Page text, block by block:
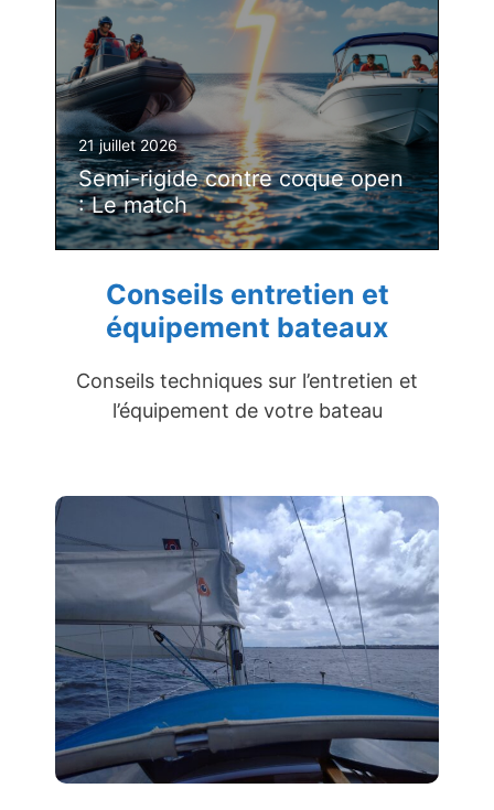
21 juillet 2026
Semi-rigide contre coque open
: Le match
Conseils entretien et
équipement bateaux
Conseils techniques sur l’entretien et
l’équipement de votre bateau